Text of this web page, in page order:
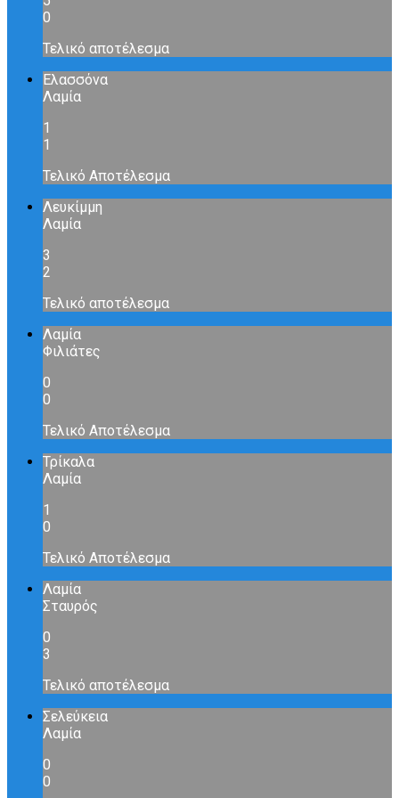
0
Τελικό αποτέλεσμα
Ελασσόνα
Λαμία
1
1
Τελικό Αποτέλεσμα
Λευκίμμη
Λαμία
3
2
Τελικό αποτέλεσμα
Λαμία
Φιλιάτες
0
0
Τελικό Αποτέλεσμα
Τρίκαλα
Λαμία
1
0
Τελικό Αποτέλεσμα
Λαμία
Σταυρός
0
3
Τελικό αποτέλεσμα
Σελεύκεια
Λαμία
0
0